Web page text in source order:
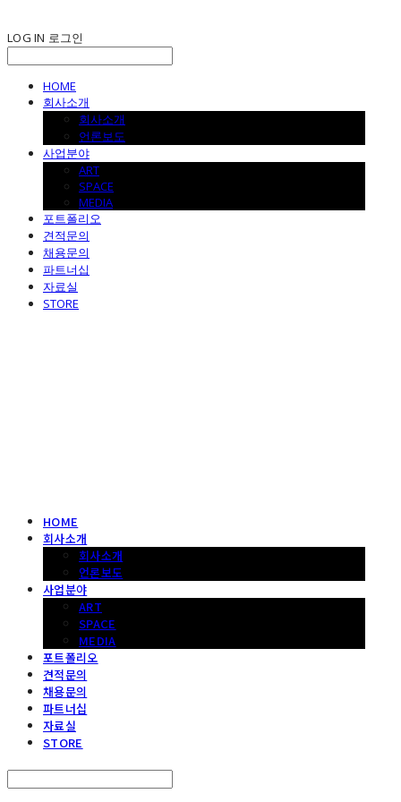
LOG IN 로그인
HOME
회사소개
회사소개
언론보도
사업분야
ART
SPACE
MEDIA
포트폴리오
견적문의
채용문의
파트너십
자료실
STORE
HOME
회사소개
회사소개
언론보도
사업분야
ART
SPACE
MEDIA
포트폴리오
견적문의
채용문의
파트너십
자료실
STORE